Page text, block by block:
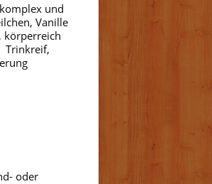
und
Vanille
körperreich
Trinkreif,
oder